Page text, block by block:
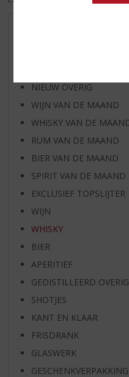
NIEUW OVERIG
WIJN VAN DE MAAND
WHISKY VAN DE
RUM VAN DE MAAND
BIER VAN DE MAAND
SPIRIT VAN DE MAAND
EXCLUSIEF TOPSLIJTER
WIJN
WHISKY
BIER
APERITIEF
GEDISTILLEERD OVERIG
SHOTJES
KANT EN KLAAR
FRISDRANK
GLASWERK
GESCHENKVERPAKKING